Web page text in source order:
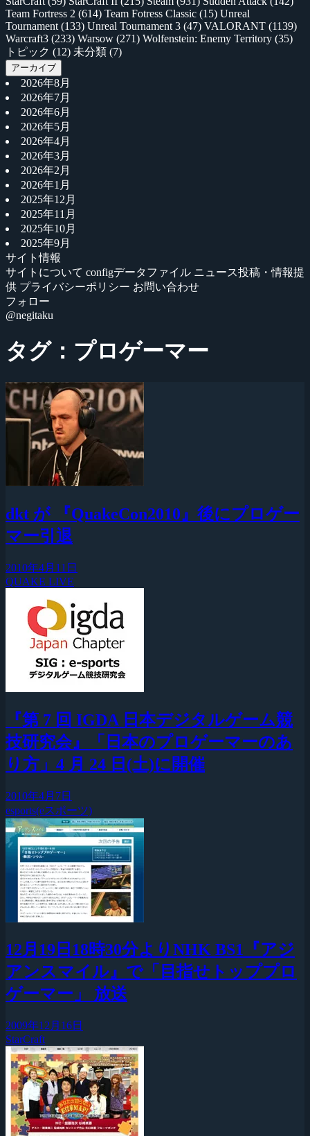
Team Fortress 2 (614) Team Fotress Classic (15) Unreal
Tournament (133) Unreal Tournament 3 (47) VALORANT (1139)
Warcraft3 (233) Warsow (271) Wolfenstein: Enemy Territory (35)
トピック (12) 未分類 (7)
アーカイブ
2026年8月
2026年7月
2026年6月
2026年5月
2026年4月
2026年3月
2026年2月
2026年1月
2025年12月
2025年11月
2025年10月
2025年9月
サイト情報
サイトについて configデータファイル ニュース投稿・情報提
供 プライバシーポリシー お問い合わせ
フォロー
@negitaku
タグ：プロゲーマー
dkt が 『QuakeCon2010』後にプロゲー
マー引退
2010年4月11日
QUAKE LIVE
『第 7 回 IGDA 日本デジタルゲーム競
技研究会』「日本のプロゲーマーのあ
り方」4 月 24 日(土)に開催
2010年4月7日
esports(eスポーツ)
12月19日18時30分よりNHK BS1『アジ
アンスマイル』で「目指せトッププロ
ゲーマー」 放送
2009年12月16日
StarCraft